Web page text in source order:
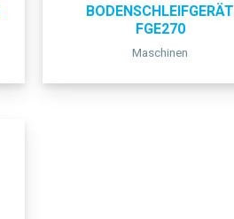
BODENSCHLEIFGERÄT
FGE270
Maschinen